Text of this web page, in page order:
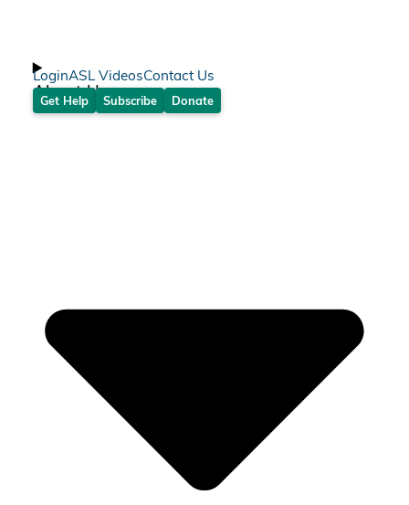
About Us
LoginASL VideosContact Us
Get Help Subscribe Donate